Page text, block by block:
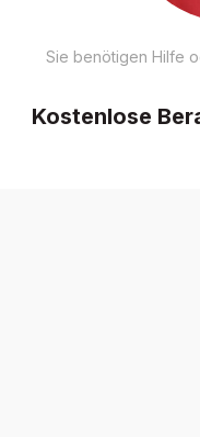
Sie benötigen Hilfe
Kostenlose